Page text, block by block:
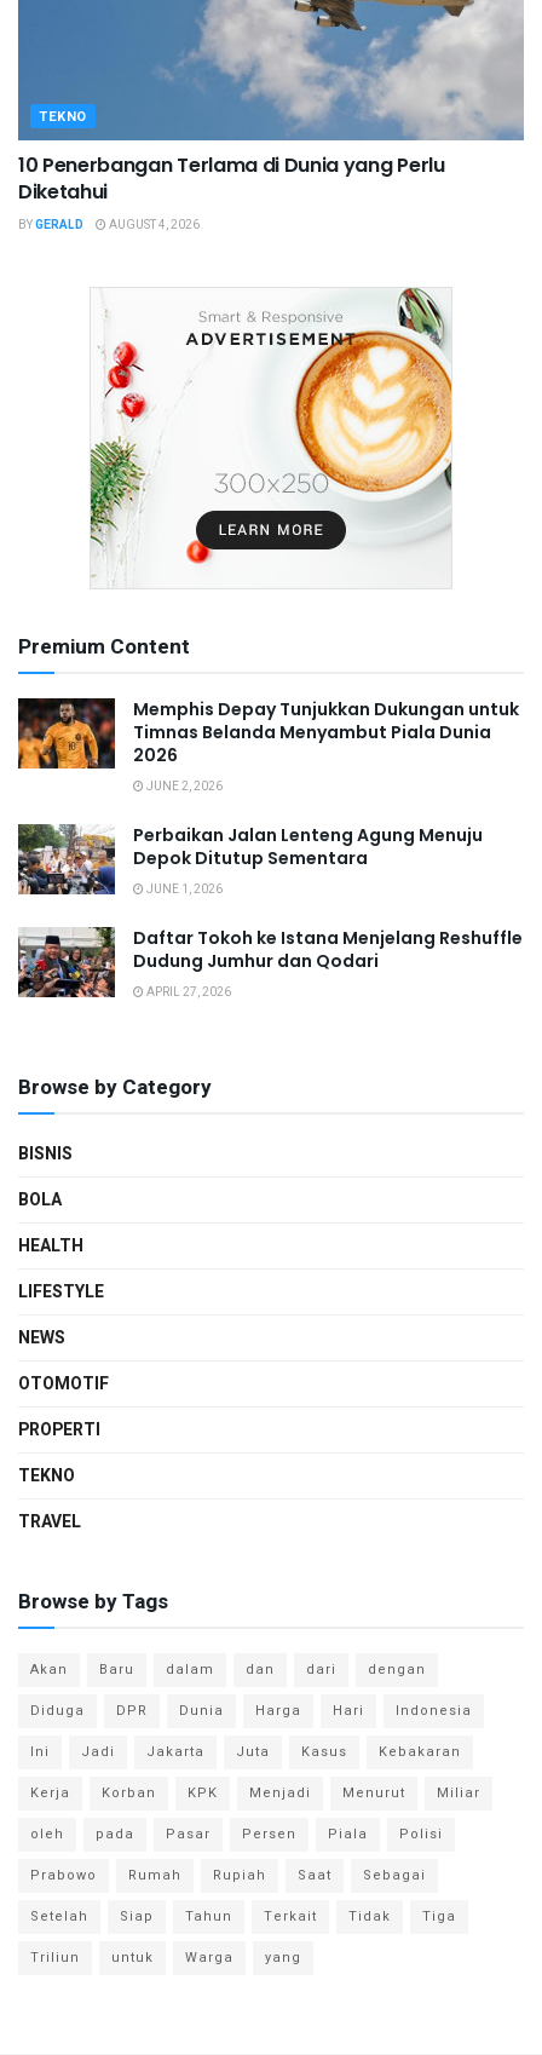
TEKNO
10 Penerbangan Terlama di Dunia yang Perlu
Diketahui
BYGERALD AUGUST 4, 2026
Premium Content
Memphis Depay Tunjukkan Dukungan untuk
Timnas Belanda Menyambut Piala Dunia
2026
JUNE 2, 2026
Perbaikan Jalan Lenteng Agung Menuju
Depok Ditutup Sementara
JUNE 1, 2026
Daftar Tokoh ke Istana Menjelang Reshuffle
Dudung Jumhur dan Qodari
APRIL 27, 2026
Browse by Category
BISNIS
BOLA
HEALTH
LIFESTYLE
NEWS
OTOMOTIF
PROPERTI
TEKNO
TRAVEL
Browse by Tags
Akan Baru dalam dan dari
dengan
Diduga
DPR Dunia Harga Hari
Indonesia
Ini
Jadi Jakarta Juta Kasus
Kebakaran
Kerja
Korban KPK Menjadi Menurut
Miliar
oleh
pada Pasar Persen Piala
Polisi
Prabowo
Rumah Rupiah Saat
Sebagai
Setelah
Siap Tahun Terkait Tidak
Tiga
Triliun
untuk Warga yang